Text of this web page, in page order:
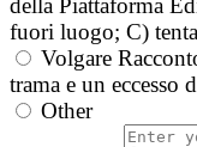
della Piattaforma
fuori luogo; C)
Volgare
trama e un
Other